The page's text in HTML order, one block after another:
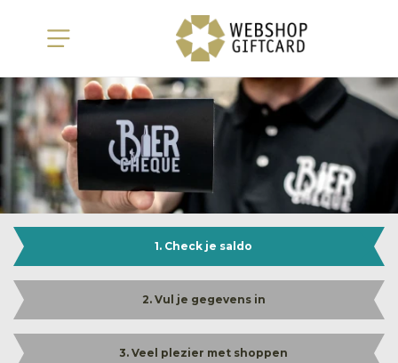
1. Check je saldo
2. Vul je gegevens in
3. Veel plezier met shoppen